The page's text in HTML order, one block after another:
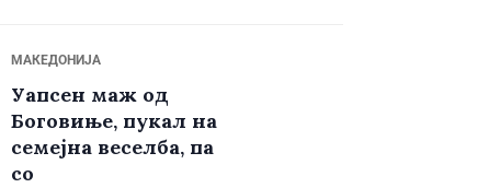
МАКЕДОНИЈА
Уапсен маж од
Боговиње, пукал на
семејна веселба, па
со